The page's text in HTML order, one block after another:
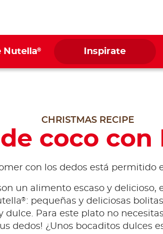
Nutella® Inspirate
CHRISTMAS RECIPE
coco con
con los dedos está permitido
un alimento escaso y delicioso,
®: pequeñas y deliciosas
dulce. Para este plato no
dedos! ¿Unos bocaditos dulces